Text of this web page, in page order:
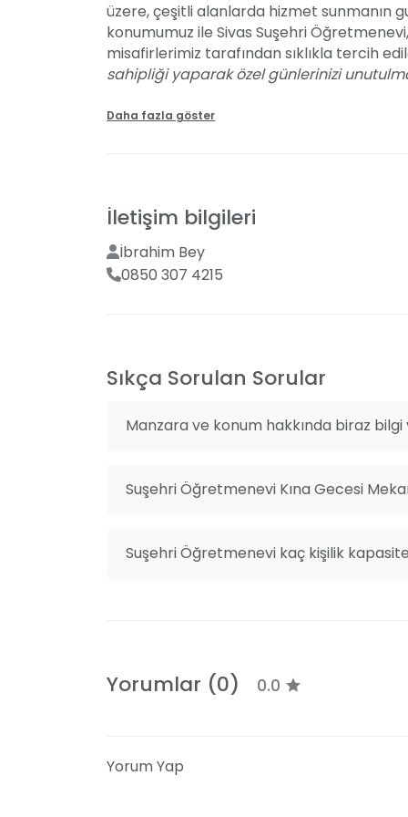
üzere, çeşitli alanlarda hizmet sunmanın
konumumuz ile Sivas Suşehri
misafirlerimiz tarafından sıklıkla tercih
sahipliği yaparak özel günlerinizi
gerçekleştirmeniz için sizleri bekliyor.
Daha fazla göster
İletişim bilgileri
İbrahim Bey
0850 307 4215
Sıkça Sorulan Sorular
Manzara ve konum hakkında biraz
Suşehri Öğretmenevi Kına Gecesi
Suşehri Öğretmenevi kaç kişilik
Yorumlar (0) 0.0
Yorum Yap